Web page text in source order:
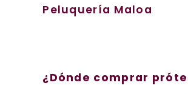
Peluquería Maloa
¿Dónde comprar